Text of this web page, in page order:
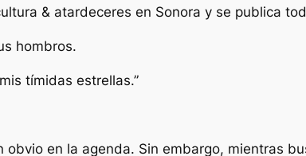
& atardeceres en Sonora y se publica
hombros.
tímidas estrellas.”
en la agenda. Sin embargo, mientras